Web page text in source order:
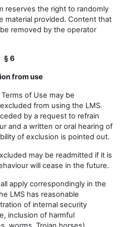
reserves the right to randomly
material provided. Content that
removed by the operator
§ 6
from use
of Use may be
from using the LMS.
by a request to refrain
and a written or oral hearing of
of exclusion is pointed out.
may be readmitted if it is
will cease in the future.
apply correspondingly in the
LMS has reasonable
of internal security
inclusion of harmful